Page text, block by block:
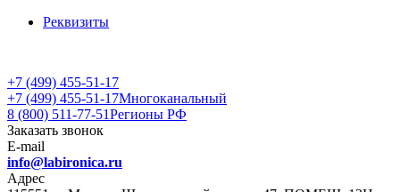
Реквизиты
+7 (499) 455-51-17
+7 (499) 455-51-17Многоканальный
8 (800) 511-77-51Регионы РФ
Заказать звонок
E-mail
info@labironica.ru
Адрес